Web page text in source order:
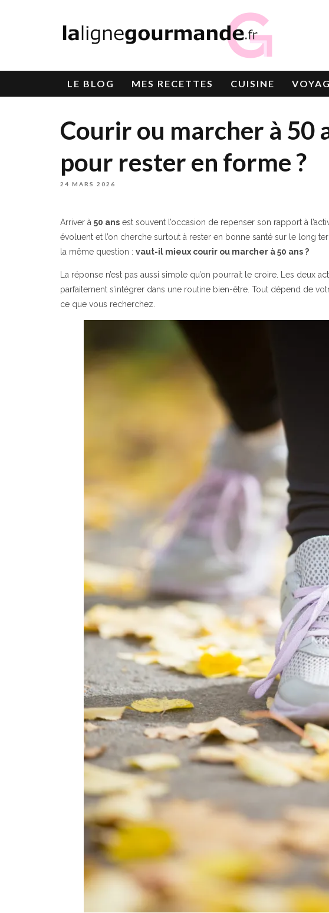
LE BLOG MES RECETTES CUISINE
Courir ou marcher à 50
pour rester en forme ?
24 MARS 2026
Arriver à 50 ans est souvent l’occasion de repenser son rapport à
évoluent et l’on cherche surtout à rester en bonne santé sur le long
la même question : vaut-il mieux courir ou marcher à 50 ans ?
La réponse n’est pas aussi simple qu’on pourrait le croire. Les deux
parfaitement s’intégrer dans une routine bien-être. Tout dépend de
ce que vous recherchez.